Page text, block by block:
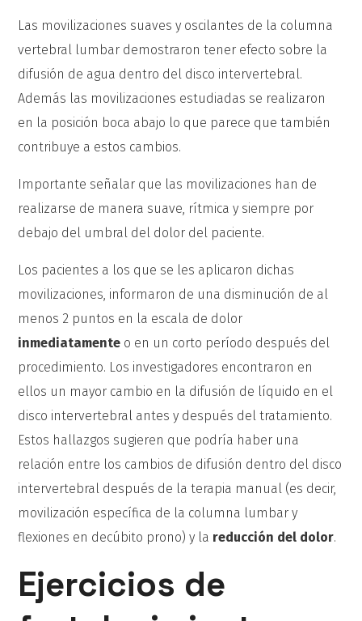
Las movilizaciones suaves y oscilantes de la columna
vertebral lumbar demostraron tener efecto sobre la
difusión de agua dentro del disco intervertebral.
Además las movilizaciones estudiadas se realizaron
en la posición boca abajo lo que parece que también
contribuye a estos cambios.
Importante señalar que las movilizaciones han de
realizarse de manera suave, rítmica y siempre por
debajo del umbral del dolor del paciente.
Los pacientes a los que se les aplicaron dichas
movilizaciones, informaron de una disminución de al
menos 2 puntos en la escala de dolor
inmediatamente o en un corto período después del
procedimiento. Los investigadores encontraron en
ellos un mayor cambio en la difusión de líquido en el
disco intervertebral antes y después del tratamiento.
Estos hallazgos sugieren que podría haber una
relación entre los cambios de difusión dentro del disco
intervertebral después de la terapia manual (es decir,
movilización específica de la columna lumbar y
flexiones en decúbito prono) y la reducción del dolor.
Ejercicios de